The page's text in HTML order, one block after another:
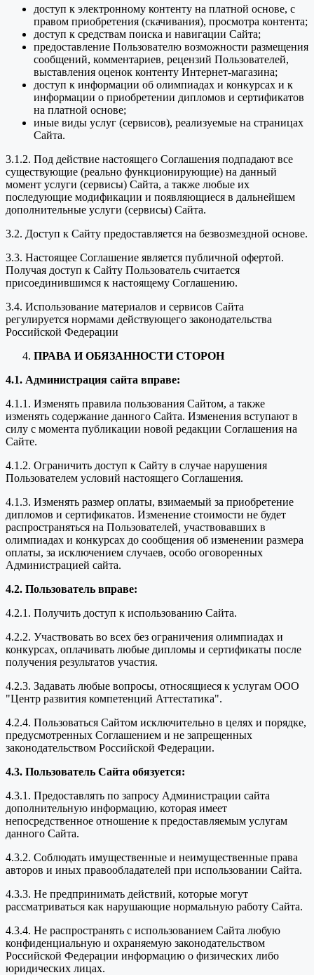
доступ к электронному контенту на платной основе, с
правом приобретения (скачивания), просмотра контента;
доступ к средствам поиска и навигации Сайта;
предоставление Пользователю возможности размещения
сообщений, комментариев, рецензий Пользователей,
выставления оценок контенту Интернет-магазина;
доступ к информации об олимпиадах и конкурсах и к
информации о приобретении дипломов и сертификатов
на платной основе;
иные виды услуг (сервисов), реализуемые на страницах
Сайта.
3.1.2. Под действие настоящего Соглашения подпадают все
существующие (реально функционирующие) на данный
момент услуги (сервисы) Сайта, а также любые их
последующие модификации и появляющиеся в дальнейшем
дополнительные услуги (сервисы) Сайта.
3.2. Доступ к Сайту предоставляется на безвозмездной основе.
3.3. Настоящее Соглашение является публичной офертой.
Получая доступ к Сайту Пользователь считается
присоединившимся к настоящему Соглашению.
3.4. Использование материалов и сервисов Сайта
регулируется нормами действующего законодательства
Российской Федерации
ПРАВА И ОБЯЗАННОСТИ СТОРОН
4.1. Администрация сайта вправе:
4.1.1. Изменять правила пользования Сайтом, а также
изменять содержание данного Сайта. Изменения вступают в
силу с момента публикации новой редакции Соглашения на
Сайте.
4.1.2. Ограничить доступ к Сайту в случае нарушения
Пользователем условий настоящего Соглашения.
4.1.3. Изменять размер оплаты, взимаемый за приобретение
дипломов и сертификатов. Изменение стоимости не будет
распространяться на Пользователей, участвовавших в
олимпиадах и конкурсах до сообщения об изменении размера
оплаты, за исключением случаев, особо оговоренных
Администрацией сайта.
4.2. Пользователь вправе:
4.2.1. Получить доступ к использованию Сайта.
4.2.2. Участвовать во всех без ограничения олимпиадах и
конкурсах, оплачивать любые дипломы и сертификаты после
получения результатов участия.
4.2.3. Задавать любые вопросы, относящиеся к услугам ООО
"Центр развития компетенций Аттестатика".
4.2.4. Пользоваться Сайтом исключительно в целях и порядке,
предусмотренных Соглашением и не запрещенных
законодательством Российской Федерации.
4.3. Пользователь Сайта обязуется:
4.3.1. Предоставлять по запросу Администрации сайта
дополнительную информацию, которая имеет
непосредственное отношение к предоставляемым услугам
данного Сайта.
4.3.2. Соблюдать имущественные и неимущественные права
авторов и иных правообладателей при использовании Сайта.
4.3.3. Не предпринимать действий, которые могут
рассматриваться как нарушающие нормальную работу Сайта.
4.3.4. Не распространять с использованием Сайта любую
конфиденциальную и охраняемую законодательством
Российской Федерации информацию о физических либо
юридических лицах.